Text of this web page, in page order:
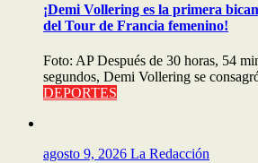
¡Demi Vollering es la primera
del Tour de Francia femenino!
Foto: AP Después de 30 horas, 54
segundos, Demi Vollering se
DEPORTES
agosto 9, 2026 La Redacción